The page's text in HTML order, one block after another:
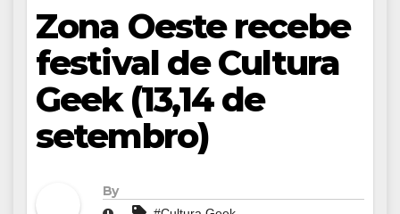
Zona Oeste recebe
festival de Cultura
Geek (13,14 de
setembro)
By